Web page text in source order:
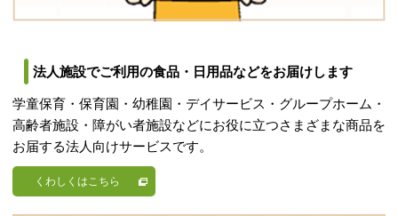
法人施設でご利用の食品・日用品などをお届けします
学童保育・保育園・幼稚園・デイサービス・グループホーム・
高齢者施設・障がい者施設などにお役に立つさまざまな商品を
お届する法人向けサービスです。
くわしくはこちら